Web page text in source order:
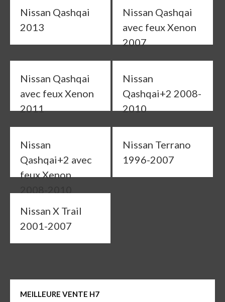
Nissan Qashqai
2013
Nissan Qashqai
avec feux Xenon
2007
Nissan Qashqai
avec feux Xenon
2011
Nissan
Qashqai+2 2008-
2010
Nissan
Qashqai+2 avec
feux Xenon
Nissan Terrano
1996-2007
Nissan X Trail
2001-2007
MEILLEURE VENTE H7